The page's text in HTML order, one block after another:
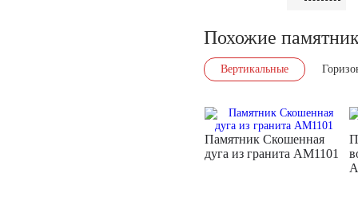
Похожие
Вертикальные
Памятник Скошенная
дуга из гранита AM1101